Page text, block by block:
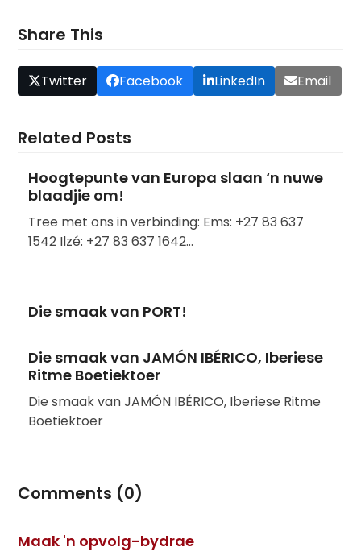
Share This
Twitter Facebook LinkedIn Email
Related Posts
Hoogtepunte van Europa slaan ‘n nuwe
blaadjie om!
Tree met ons in verbinding: Ems: +27 83 637
1542 Ilzé: +27 83 637 1642…
Die smaak van PORT!
Die smaak van JAMÓN IBÉRICO, Iberiese
Ritme Boetiektoer
Die smaak van JAMÓN IBÉRICO, Iberiese Ritme
Boetiektoer
Comments (0)
Maak 'n opvolg-bydrae